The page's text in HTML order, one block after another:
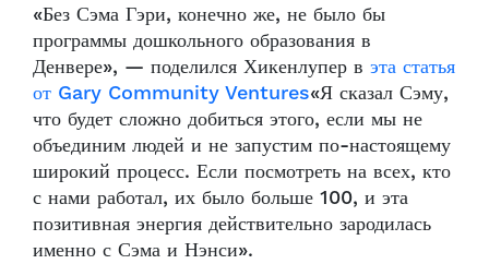
«Без Сэма Гэри, конечно же, не было бы
программы дошкольного образования в
Денвере», — поделился Хикенлупер в эта статья
от Gary Community Ventures«Я сказал Сэму,
что будет сложно добиться этого, если мы не
объединим людей и не запустим по-настоящему
широкий процесс. Если посмотреть на всех, кто
с нами работал, их было больше 100, и эта
позитивная энергия действительно зародилась
именно с Сэма и Нэнси».